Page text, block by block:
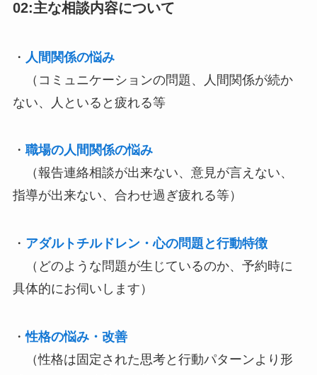
02:主な相談内容について
・ 人間関係の悩み
（コミュニケーションの問題、人間関係が続か
ない、人といると疲れる等
・ 職場の人間関係の悩み
（報告連絡相談が出来ない、意見が言えない、
指導が出来ない、合わせ過ぎ疲れる等）
・ アダルトチルドレン・心の問題と行動特徴
（どのような問題が生じているのか、予約時に
具体的にお伺いします）
・性格の悩み・改善
（性格は固定された思考と行動パターンより形